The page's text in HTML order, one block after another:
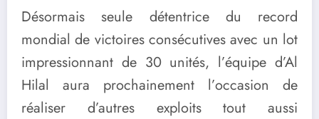
Désormais seule détentrice du record
mondial de victoires consécutives avec un lot
impressionnant de 30 unités, l’équipe d’Al
Hilal aura prochainement l’occasion de
réaliser d’autres exploits tout aussi